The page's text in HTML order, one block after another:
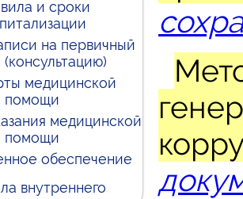
и сроки
на первичный
медицинской
помощи
медицинской
помощи
обеспечение
внутреннего